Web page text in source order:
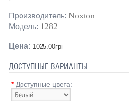
Производитель: Noxton
Модель: 1282
Цена: 1025.00грн
ДОСТУПНЫЕ ВАРИАНТЫ
* Доступные цвета: